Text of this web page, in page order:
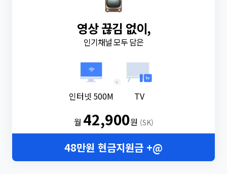
영상 끊김 없이,
인기채널 모두 담은
인터넷 500M
+
TV
월 42,900원 (SK)
48만원 현금지원금 +@